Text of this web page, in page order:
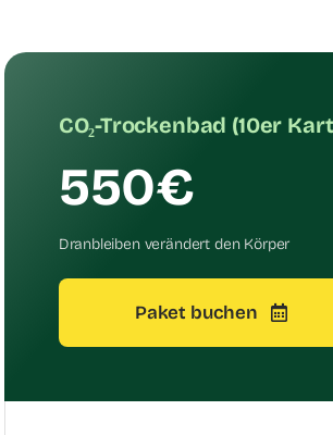
CO₂-Trockenbad (10er
550€
Dranbleiben verändert den Körper
Paket buchen